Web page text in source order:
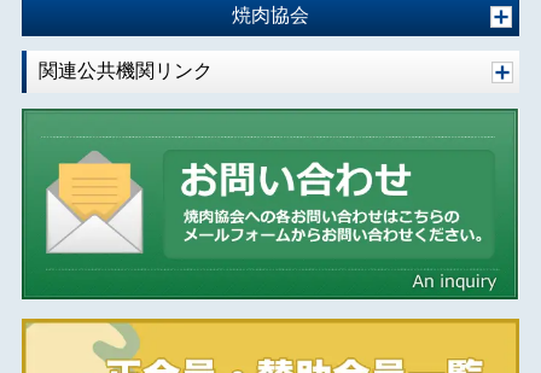
焼肉協会
関連公共機関リンク